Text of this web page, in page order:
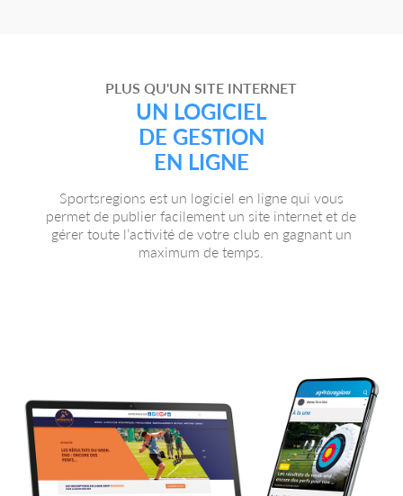
PLUS QU'UN SITE INTERNET
UN LOGICIEL
DE GESTION
EN LIGNE
Sportsregions est un logiciel en ligne qui vous
permet de publier facilement un site internet et de
gérer toute l’activité de votre club en gagnant un
maximum de temps.